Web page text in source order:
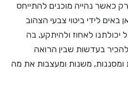
כאשר נהייה מוכנים להתייחס
לידי ביטוי צבעי הצהוב
יכולתנו לאחוז ולהיתקע, בה
בעדשות שבין הרואה
משנות ומעצבות את מה